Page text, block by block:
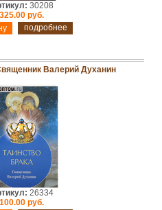
30208
325.00 руб.
подробнее
Валерий Духанин
26334
100.00 руб.